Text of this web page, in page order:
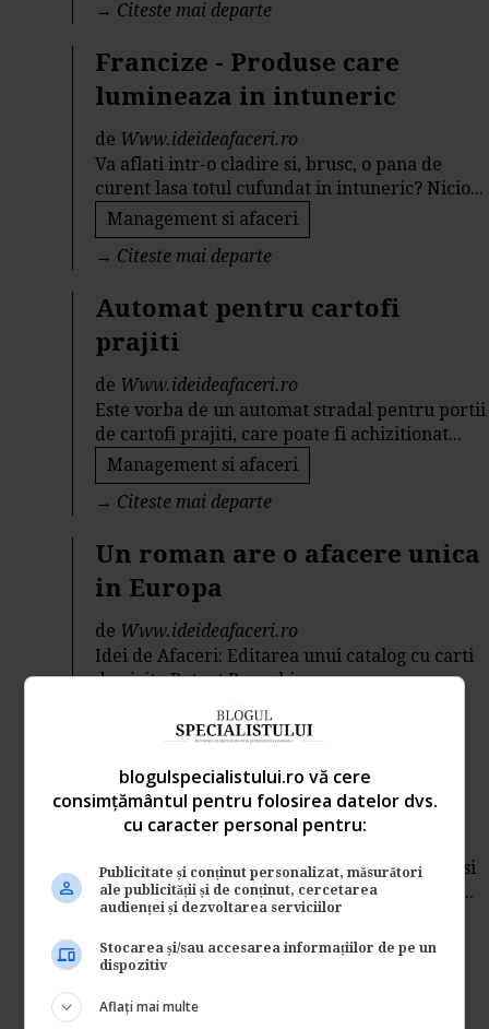
→ Citeste mai departe
Francize - Produse care
lumineaza in intuneric
de Www.ideideafaceri.ro
Va aflati intr-o cladire si, brusc, o pana de
curent lasa totul cufundat in intuneric? Nicio...
Management si afaceri
→ Citeste mai departe
Automat pentru cartofi
prajiti
de Www.ideideafaceri.ro
Este vorba de un automat stradal pentru portii
de cartofi prajiti, care poate fi achizitionat...
Management si afaceri
→ Citeste mai departe
Un roman are o afacere unica
in Europa
de Www.ideideafaceri.ro
Idei de Afaceri: Editarea unui catalog cu carti
de vizita Petrut Boroghina,...
Management si afaceri
Citeste mai departe
Stand de clatite
Www.ideideafaceri.ro
Clatita este un aliment extrem de raspandit si
foarte usor de preparat. Ea are avantajul ca...
Management si afaceri
→Citeste mai departe
Cand clientii va vin �pe
blogulspecialistului.ro vă cere
consimțământul pentru folosirea datelor dvs.
cu caracter personal pentru:
Publicitate și conținut personalizat, măsurători
ale publicității și de conținut, cercetarea
audienței și dezvoltarea serviciilor
Stocarea și/sau accesarea informațiilor de pe un
dispozitiv
Aflați mai multe